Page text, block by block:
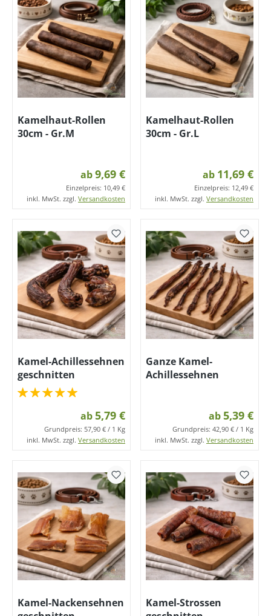
Kamelhaut-Rollen
30cm - Gr.M
ab9,69 €
Einzelpreis: 10,49 €
inkl. MwSt. zzgl. Versandkosten
Kamelhaut-Rollen
30cm - Gr.L
ab 11,69 €
Einzelpreis: 12,49 €
inkl. MwSt. zzgl. Versandkosten
Kamel-Achillessehnen
geschnitten
ab5,79 €
Grundpreis: 57,90 € / 1 Kg
inkl. MwSt. zzgl. Versandkosten
Ganze Kamel-
Achillessehnen
ab5,39 €
Grundpreis: 42,90 € / 1 Kg
inkl. MwSt. zzgl. Versandkosten
Kamel-Nackensehnen
Kamel-Strossen